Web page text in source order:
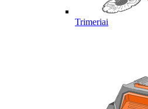
Trimeriai